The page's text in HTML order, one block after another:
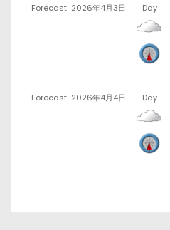
Forecast 2026年4月3日 Day
Forecast 2026年4月4日 Day